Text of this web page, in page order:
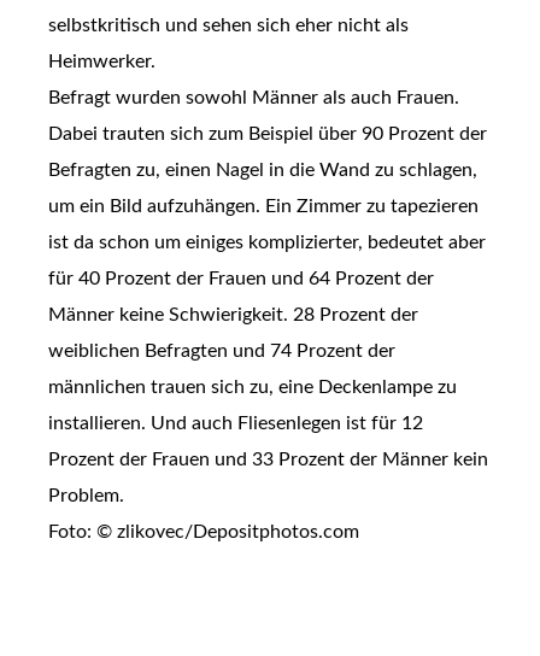
selbstkritisch und sehen sich eher nicht als
Heimwerker.
Befragt wurden sowohl Männer als auch Frauen.
Dabei trauten sich zum Beispiel über 90 Prozent der
Befragten zu, einen Nagel in die Wand zu schlagen,
um ein Bild aufzuhängen. Ein Zimmer zu tapezieren
ist da schon um einiges komplizierter, bedeutet aber
für 40 Prozent der Frauen und 64 Prozent der
Männer keine Schwierigkeit. 28 Prozent der
weiblichen Befragten und 74 Prozent der
männlichen trauen sich zu, eine Deckenlampe zu
installieren. Und auch Fliesenlegen ist für 12
Prozent der Frauen und 33 Prozent der Männer kein
Problem.
Foto: © zlikovec/Depositphotos.com